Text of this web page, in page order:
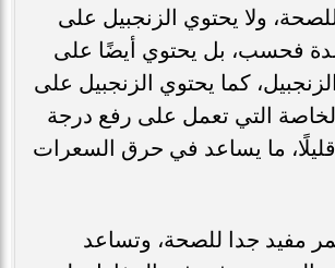
ولا يحتوي الزنجبيل على
فحسب، بل يحتوي أيضًا على
كما يحتوي الزنجبيل على
التي تعمل على رفع درجة
ما يساعد في حرق السعرات
مفيد جدا للصحة، وتساعد